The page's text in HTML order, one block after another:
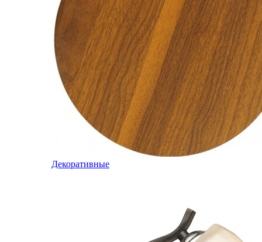
Декоративные